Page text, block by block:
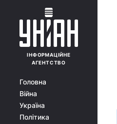
ІНФОРМАЦІЙНЕ
АГЕНТСТВО
Головна
Війна
Україна
Політика